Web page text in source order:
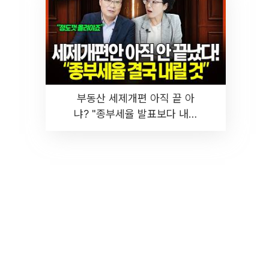
부동산 세제개편 아직 끝 아
냐? "종부세율 발표보다 내릴